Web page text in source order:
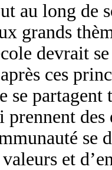
au long de
grands
devrait
ces
se
prennent des
se
et